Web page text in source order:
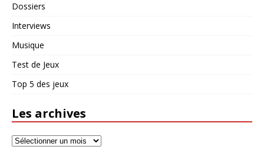
Dossiers
Interviews
Musique
Test de Jeux
Top 5 des jeux
Les archives